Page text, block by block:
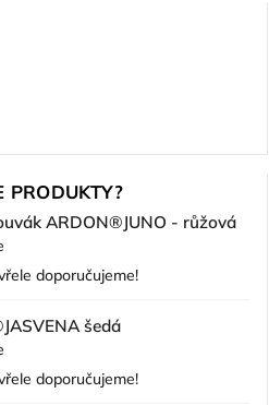
PRODUKTY?
ARDON®JUNO - růžová
doporučujeme!
šedá
doporučujeme!